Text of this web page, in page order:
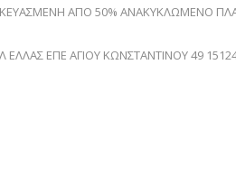
ΑΠΟ 50% ΑΝΑΚΥΚΛΩΜΕΝΟ
ΕΠΕ ΑΓΙΟΥ ΚΩΝΣΤΑΝΤΙΝΟΥ 49